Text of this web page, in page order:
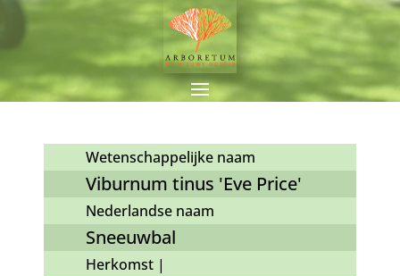
Wetenschappelijke naam
Viburnum tinus 'Eve Price'
Nederlandse naam
Sneeuwbal
Herkomst |